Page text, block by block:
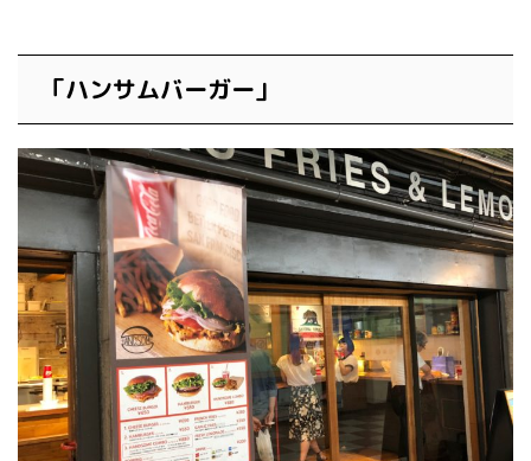
「ハンサムバーガー」